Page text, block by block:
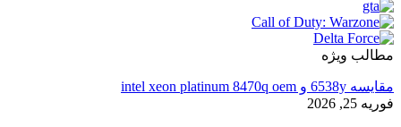
مطالب ویژه
مقایسه 6538y و intel xeon platinum 8470q oem
فوریه 25, 2026